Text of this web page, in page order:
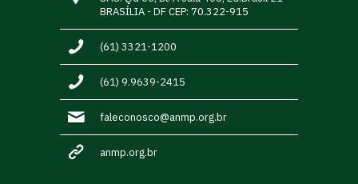
BRASÍLIA - DF CEP: 70.322-915
(61) 3321-1200
(61) 9.9639-2415
faleconosco@anmp.org.br
anmp.org.br